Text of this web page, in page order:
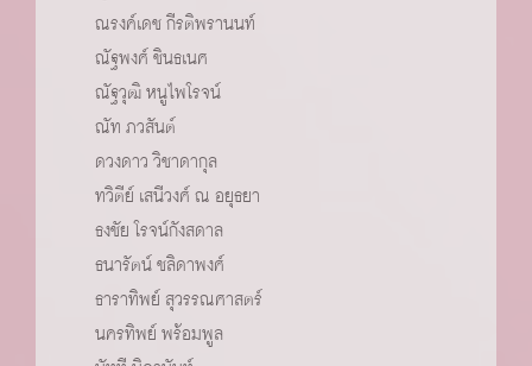
ณรงค์เดช กีรติพรานนท์
ณัฐพงศ์ ชินธเนศ
ณัฐวุฒิ หนูไพโรจน์
ณัท ภวสันต์
ดวงดาว วิชาดากุล
ทวิตีย์ เสนีวงศ์ ณ อยุธยา
ธงชัย โรจน์กังสดาล
ธนารัตน์ ชลิดาพงศ์
ธาราทิพย์ สุวรรณศาสตร์
นครทิพย์ พร้อมพูล